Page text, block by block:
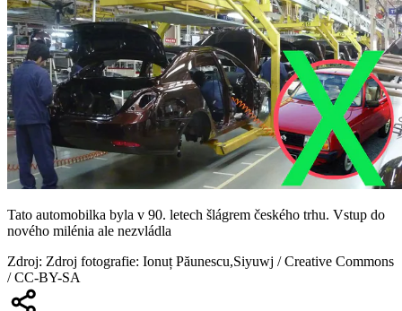
Tato automobilka byla v 90. letech šlágrem českého trhu. Vstup do
nového milénia ale nezvládla
Zdroj: Zdroj fotografie: Ionuț Păunescu,Siyuwj / Creative Commons
/ CC-BY-SA